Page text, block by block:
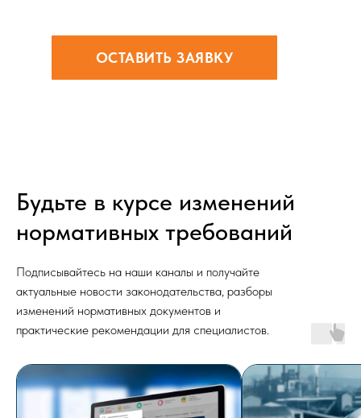
ОСТАВИТЬ ЗАЯВКУ
Будьте в курсе изменений
нормативных требований
Подписывайтесь на наши каналы и получайте
актуальные новости законодательства, разборы
изменений нормативных документов и
практические рекомендации для специалистов.